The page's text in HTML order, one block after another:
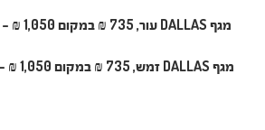
מגף DALLAS עור, 735 ₪ במקום 1,050 ₪ –
מגף DALLAS זמש , 735 ₪ במקום 1,050 ₪ –